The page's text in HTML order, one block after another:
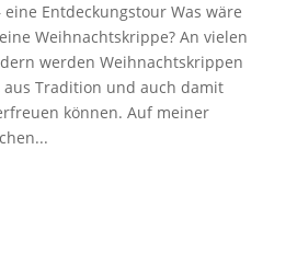
Entdeckungstour Was wäre
Weihnachtskrippe? An vielen
werden Weihnachtskrippen
Tradition und auch damit
können. Auf meiner